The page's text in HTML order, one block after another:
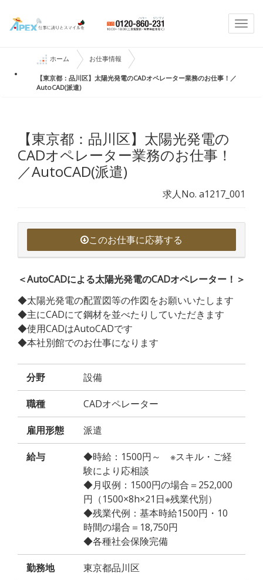
ホーム お仕事情報
【東京都：品川区】太陽光発電のCADオペレーター業務のお仕事！／
AutoCAD(派遣)
【東京都：品川区】太陽光発電の
CADオペレーター業務のお仕事！
／AutoCAD(派遣)
求人No. a1217_001
このお仕事に応募する
＜AutoCADによる太陽光発電のCADオペレーター！＞
◆太陽光発電の配置図等の作図をお願いいたします
◆主にCADにて鋼材を並べたりしていただきます
◆使用CADはAutoCADです
◆本社別館でのお仕事になります
分野 設備
職種 CADオペレーター
雇用形態 派遣
給与
◆時給：1500円～ ※スキル・ご経
験により応相談
◆月収例：1500円の場合＝252,000
円（1500×8h×21日※残業代別）
◆残業代例：基本時給1500円・10
時間の場合＝18,750円
◆各種社会保険完備
勤務地 東京都品川区